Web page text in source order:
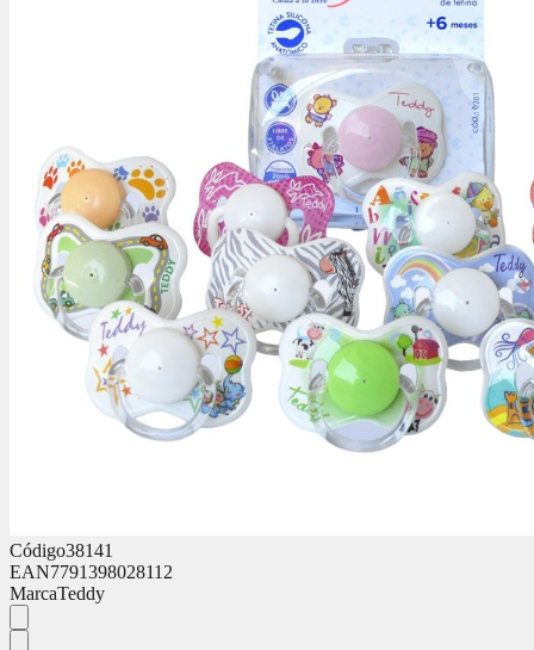
Código38141
EAN7791398028112
MarcaTeddy